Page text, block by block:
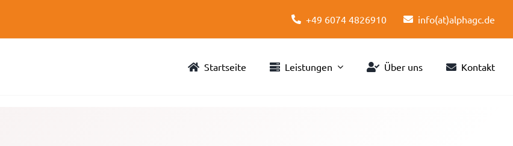
+49 6074 4826910 info(at)alphagc.de
Startseite Leistungen Über uns Kontakt